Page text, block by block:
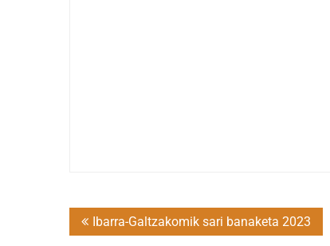
Post
navigation
Ibarra-Galtzakomik sari banaketa 2023